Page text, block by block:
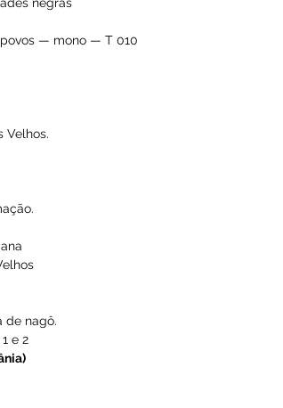
Encarte
MÚSICA EM GOIÁS - 2
negras
dos povos — mono — T 010
Velhos.